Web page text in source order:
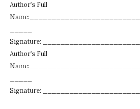
Author's Full
Signature:
Author's Full
Signature: